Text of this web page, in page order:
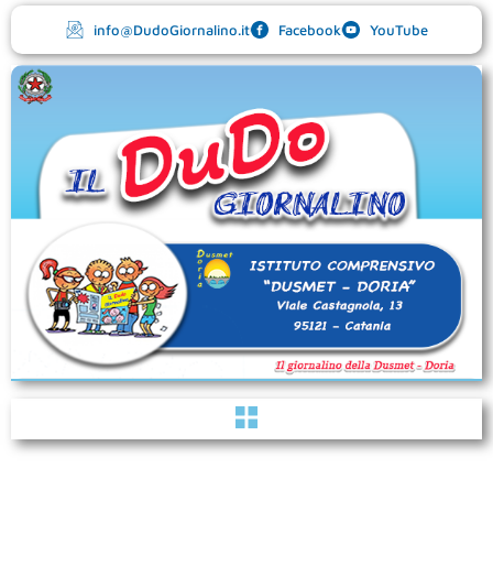
contenuto
info@DudoGiornalino.it Facebook YouTube
Menu